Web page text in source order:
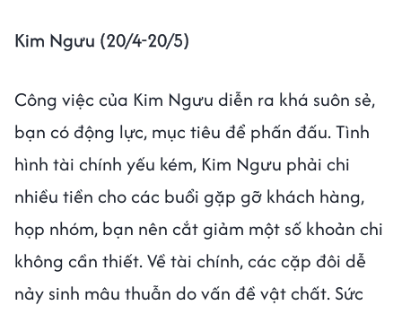
Kim Ngưu (20/4-20/5)
Công việc của Kim Ngưu diễn ra khá suôn sẻ,
bạn có động lực, mục tiêu để phấn đấu. Tình
hình tài chính yếu kém, Kim Ngưu phải chi
nhiều tiền cho các buổi gặp gỡ khách hàng,
họp nhóm, bạn nên cắt giảm một số khoản chi
không cần thiết. Về tài chính, các cặp đôi dễ
nảy sinh mâu thuẫn do vấn đề vật chất. Sức